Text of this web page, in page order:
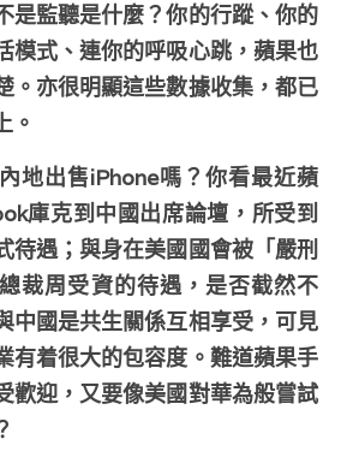
是監聽是什麼？你的行蹤、你的
模式、連你的呼吸心跳，蘋果也
。亦很明顯這些數據收集，都已
。
地出售iPhone嗎？你看最近蘋
庫克到中國出席論壇，所受到
待遇；與身在美國國會被「嚴刑
裁周受資的待遇，是否截然不
中國是共生關係互相享受，可見
有着很大的包容度。難道蘋果手
歡迎，又要像美國對華為般嘗試